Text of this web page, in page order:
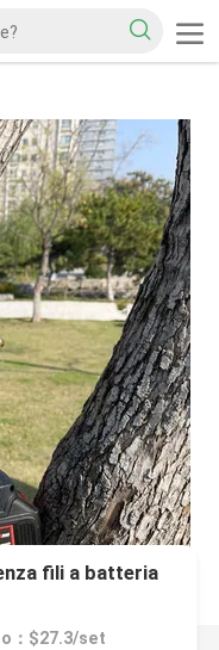
fili a batteria
：$27.3/set